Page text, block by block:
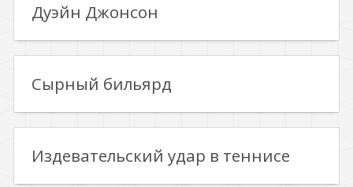
Дуэйн Джонсон
Сырный бильярд
Издевательский удар в теннисе